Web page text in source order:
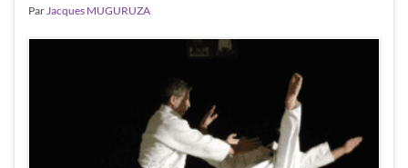
ParJacques MUGURUZA